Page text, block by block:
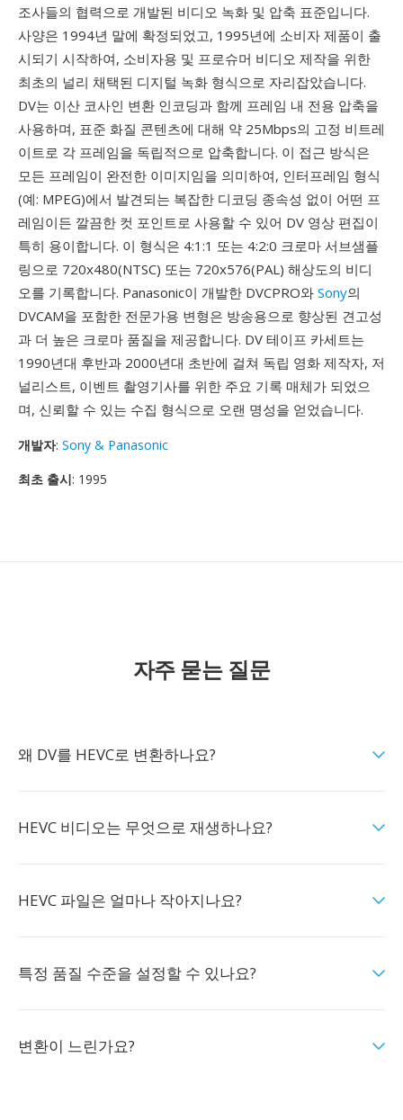
조사들의 협력으로 개발된 비디오 녹화 및 압축 표준입니다.
사양은 1994년 말에 확정되었고, 1995년에 소비자 제품이 출
시되기 시작하여, 소비자용 및 프로슈머 비디오 제작을 위한
최초의 널리 채택된 디지털 녹화 형식으로 자리잡았습니다.
DV는 이산 코사인 변환 인코딩과 함께 프레임 내 전용 압축을
사용하며, 표준 화질 콘텐츠에 대해 약 25Mbps의 고정 비트레
이트로 각 프레임을 독립적으로 압축합니다. 이 접근 방식은
모든 프레임이 완전한 이미지임을 의미하여, 인터프레임 형식
(예: MPEG)에서 발견되는 복잡한 디코딩 종속성 없이 어떤 프
레임이든 깔끔한 컷 포인트로 사용할 수 있어 DV 영상 편집이
특히 용이합니다. 이 형식은 4:1:1 또는 4:2:0 크로마 서브샘플
링으로 720x480(NTSC) 또는 720x576(PAL) 해상도의 비디
오를 기록합니다. Panasonic이 개발한 DVCPRO와 Sony의
DVCAM을 포함한 전문가용 변형은 방송용으로 향상된 견고성
과 더 높은 크로마 품질을 제공합니다. DV 테이프 카세트는
1990년대 후반과 2000년대 초반에 걸쳐 독립 영화 제작자, 저
널리스트, 이벤트 촬영기사를 위한 주요 기록 매체가 되었으
며, 신뢰할 수 있는 수집 형식으로 오랜 명성을 얻었습니다.
개발자: Sony & Panasonic
최초 출시: 1995
자주 묻는 질문
왜 DV를 HEVC로 변환하나요?
HEVC 비디오는 무엇으로 재생하나요?
HEVC 파일은 얼마나 작아지나요?
특정 품질 수준을 설정할 수 있나요?
변환이 느린가요?